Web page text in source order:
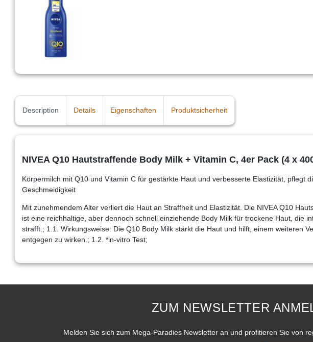
Description Details Eigenschaften Produktsicherheit
NIVEA Q10 Hautstraffende Body Milk + Vitamin C, 4er Pack (4 x
Körpermilch mit Q10 und Vitamin C für gestärkte Haut und verbesserte Elastizität, pflegt
Geschmeidigkeit
Mit zunehmendem Alter verliert die Haut an Straffheit und Elastizität. Die NIVEA Q10
ist eine reichhaltige, aber dennoch schnell einziehende Body Milk für trockene Haut, die
strafft.; 1.1. Wirkungsweise: Die Q10 Body Milk stärkt die Haut und hilft, einem weiteren
entgegen zu wirken.; 1.2. *in-vitro Test;
ZUM NEWSLETTER
Melden Sie sich zum Mega-Paradies Newsletter an und profitieren Sie von